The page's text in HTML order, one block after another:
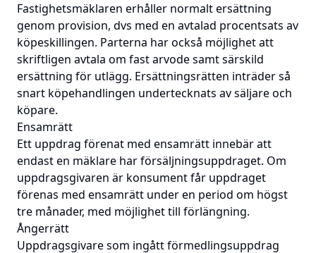
Fastighetsmäklaren erhåller normalt ersättning
genom provision, dvs med en avtalad procentsats av
köpeskillingen. Parterna har också möjlighet att
skriftligen avtala om fast arvode samt särskild
ersättning för utlägg. Ersättningsrätten inträder så
snart köpehandlingen undertecknats av säljare och
köpare.
Ensamrätt
Ett uppdrag förenat med ensamrätt innebär att
endast en mäklare har försäljningsuppdraget. Om
uppdragsgivaren är konsument får uppdraget
förenas med ensamrätt under en period om högst
tre månader, med möjlighet till förlängning.
Ångerrätt
Uppdragsgivare som ingått förmedlingsuppdrag